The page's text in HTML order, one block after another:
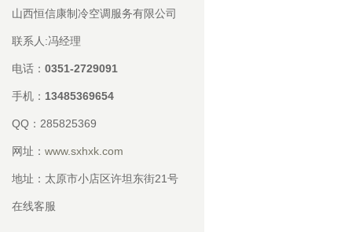
山西恒信康制冷空调服务有限公司
联系人:冯经理
电话： 0351-2729091
手机： 13485369654
QQ：285825369
网址： www.sxhxk.com
地址：太原市小店区许坦东街21号
在线客服